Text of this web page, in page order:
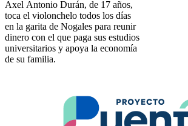
Axel Antonio Durán, de 17 años,
toca el violonchelo todos los días
en la garita de Nogales para reunir
dinero con el que paga sus estudios
universitarios y apoya la economía
de su familia.